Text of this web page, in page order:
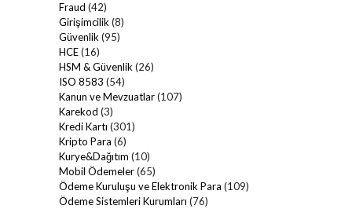
Fraud (42)
Girişimcilik(8)
Güvenlik(95)
HCE(16)
HSM & Güvenlik(26)
ISO 8583 (54)
Kanun ve Mevzuatlar(107)
Karekod (3)
Kredi Kartı (301)
Kripto Para (6)
Kurye&Dağıtım (10)
Mobil Ödemeler(65)
Ödeme Kuruluşu ve Elektronik Para (109)
Ödeme Sistemleri Kurumları (76)